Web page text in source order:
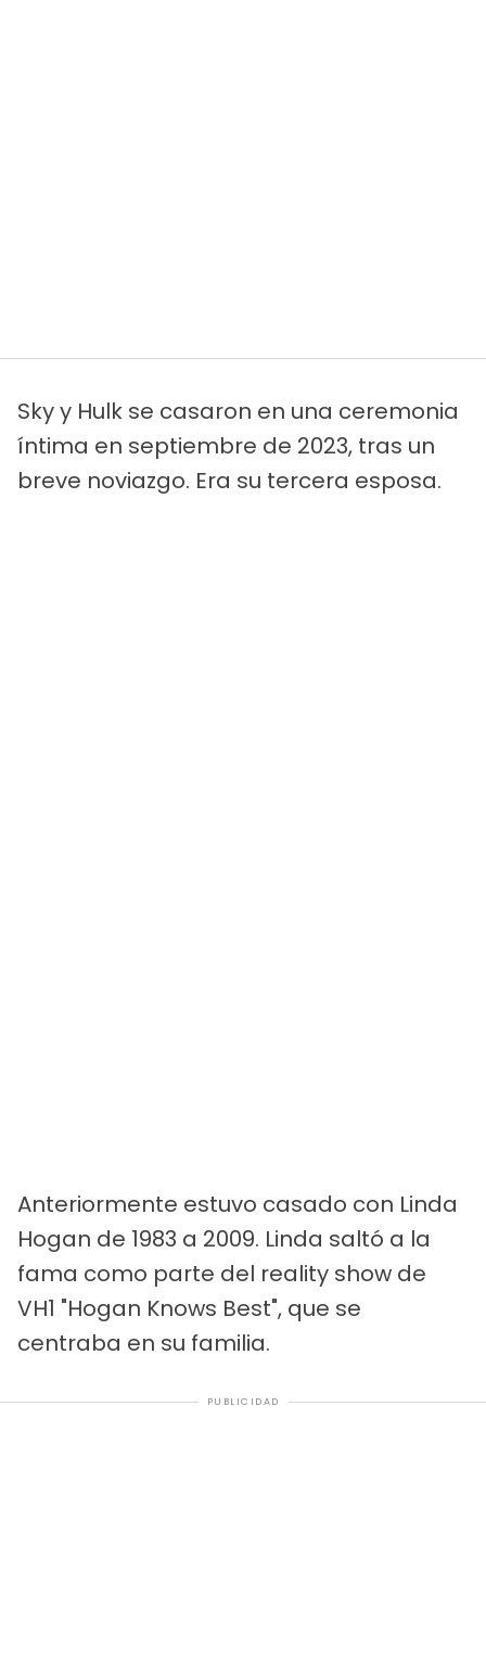
Sky y Hulk se casaron en una ceremonia
íntima en septiembre de 2023, tras un
breve noviazgo. Era su tercera esposa.
Anteriormente estuvo casado con Linda
Hogan de 1983 a 2009. Linda saltó a la
fama como parte del reality show de
VH1 "Hogan Knows Best", que se
centraba en su familia.
PUBLICIDAD